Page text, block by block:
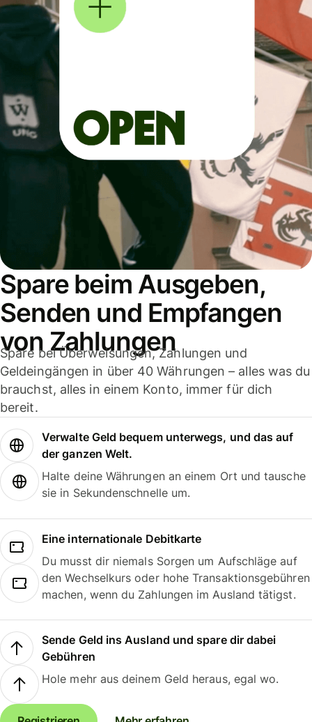
Spare beim Ausgeben,
Senden und Empfangen
von Zahlungen
Spare bei Überweisungen, Zahlungen und
Geldeingängen in über 40 Währungen – alles was du
brauchst, alles in einem Konto, immer für dich
bereit.
Verwalte Geld bequem unterwegs, und das auf
der ganzen Welt.
Halte deine Währungen an einem Ort und tausche
sie in Sekundenschnelle um.
Eine internationale Debitkarte
Du musst dir niemals Sorgen um Aufschläge auf
den Wechselkurs oder hohe Transaktionsgebühren
machen, wenn du Zahlungen im Ausland tätigst.
Sende Geld ins Ausland und spare dir dabei
Gebühren
Hole mehr aus deinem Geld heraus, egal wo.